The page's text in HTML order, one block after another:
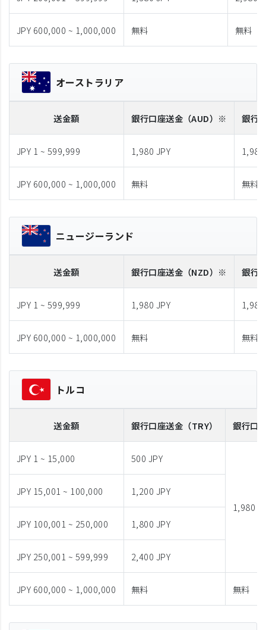
JPY 600,000 ~ 1,000,000 無料 無料
オーストラリア
送金額 銀行口座送金 （AUD）※ 銀行
JPY 1 ~ 599,999 1,980 JPY 1,980
JPY 600,000 ~ 1,000,000 無料 無料
ニュージーランド
送金額 銀行口座送金 （NZD）※ 銀行
JPY 1 ~ 599,999 1,980 JPY 1,980
JPY 600,000 ~ 1,000,000 無料 無料
トルコ
送金額 銀行口座送金 （TRY） 銀行口
JPY 1 ~ 15,000 500 JPY
1,980
JPY 15,001 ~ 100,000 1,200 JPY
JPY 100,001 ~ 250,000 1,800 JPY
JPY 250,001 ~ 599,999 2,400 JPY
JPY 600,000 ~ 1,000,000 無料 無料